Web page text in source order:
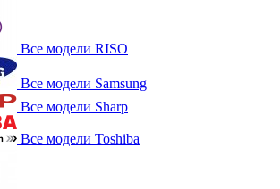
Все модели RISO
Все модели Samsung
Все модели Sharp
Все модели Toshiba